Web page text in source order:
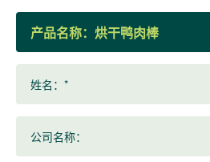
产品名称：
姓名：*
公司名称：